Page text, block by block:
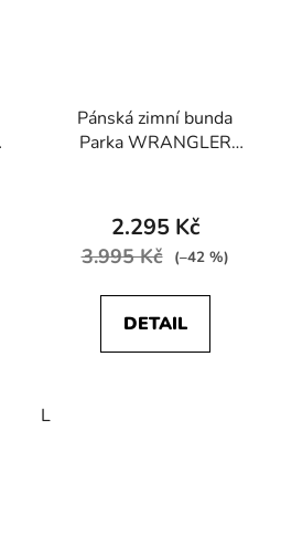
Pánská zimní bunda
Parka WRANGLER
Brown
2.295 Kč
3.995 Kč (–42 %)
DETAIL
L